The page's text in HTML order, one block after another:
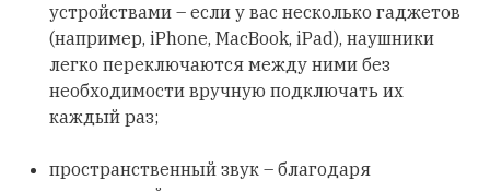
устройствами – если у вас несколько гаджетов
(например, iPhone, MacBook, iPad), наушники
легко переключаются между ними без
необходимости вручную подключать их
каждый раз;
пространственный звук – благодаря